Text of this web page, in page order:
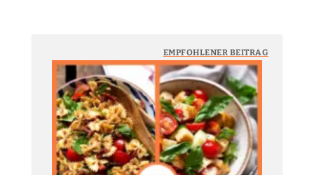
EMPFOHLENER BEITRAG